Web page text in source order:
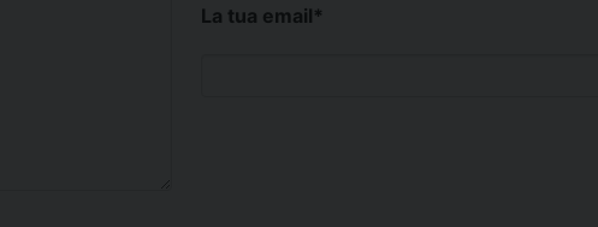
La tua email*